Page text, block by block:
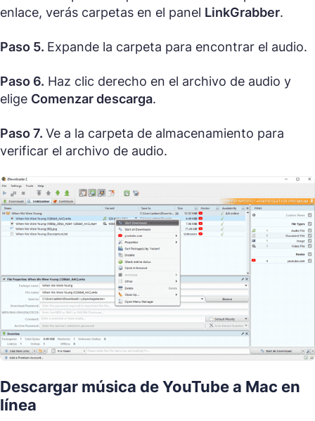
enlace, verás carpetas en el panel LinkGrabber.
Paso 5. Expande la carpeta para encontrar el audio.
Paso 6. Haz clic derecho en el archivo de audio y
elige Comenzar descarga.
Paso 7. Ve a la carpeta de almacenamiento para
verificar el archivo de audio.
Descargar música de YouTube a Mac en
línea